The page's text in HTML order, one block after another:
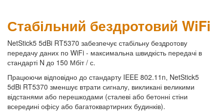
Стабільний бездротовий WiFi
NetStick5 5dBi RT5370 забезпечує стабільну бездротову
передачу даних по WiFi - максимальна швидкість передачі в
стандарті N до 150 Мбіт / с.
Працюючи відповідно до стандарту IEEE 802.11n, NetStick5
5dBi RT5370 зменшує втрати сигналу, викликані великими
відстанями або перешкодами (сталеві або бетонні стіни
всередині офісу або багатоквартирних будинків).